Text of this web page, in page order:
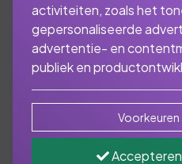
Uiteindelijk
goederen
worden
de
winkel, de
activiteiten, zoals het
gepersonaliseerde
advertentie- en
publiek en
Voorkeuren
Accepteren